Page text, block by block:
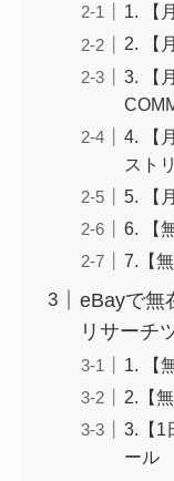
1. 【
2. 【
3. 【
4. 【
スト
5. 【
6. 【
7.【
eBayで無
リサーチ
1. 【
2.【
3.【1
ール